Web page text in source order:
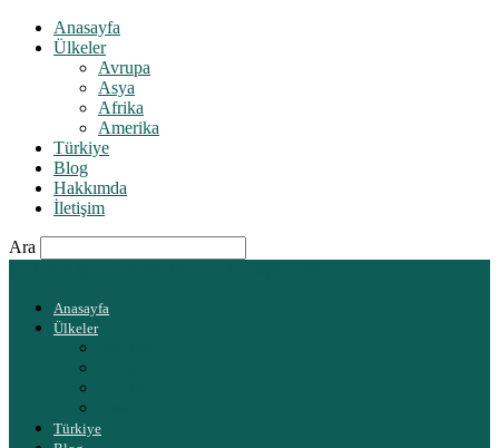
Anasayfa
Ülkeler
Avrupa
Asya
Afrika
Amerika
Türkiye
Blog
Hakkımda
İletişim
Ara
Anasayfa
Ülkeler
Türkiye